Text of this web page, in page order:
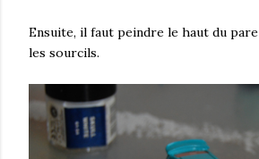
Ensuite, il faut peindre le haut du
les sourcils.